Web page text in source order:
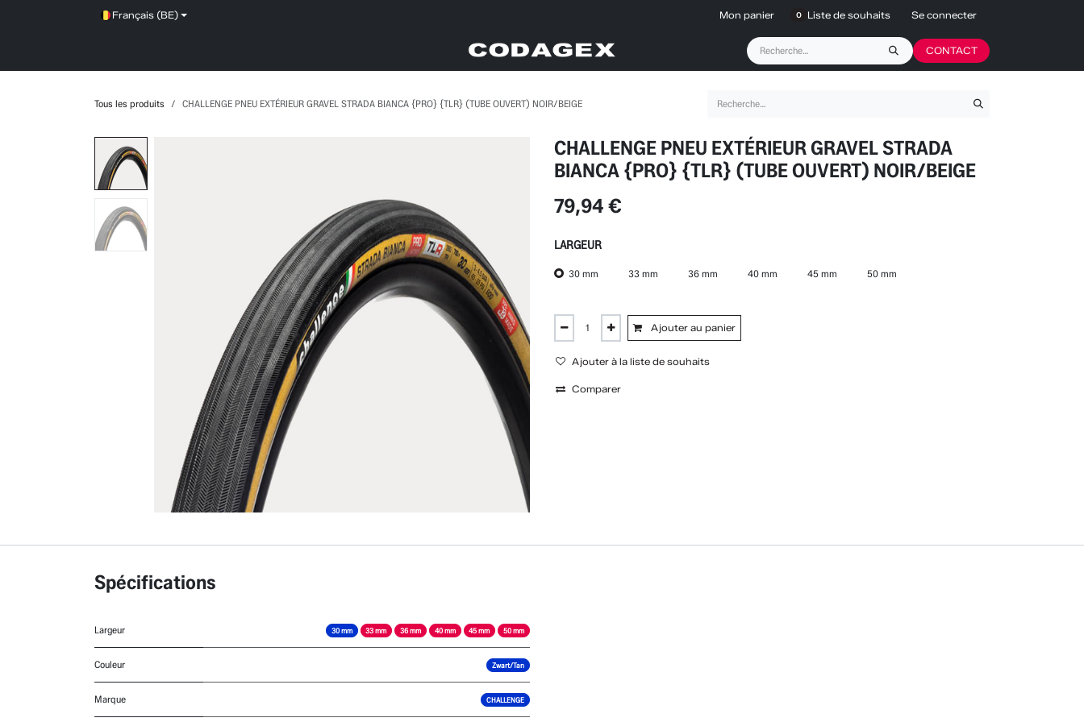
Français (BE) Mon panier 0 Liste de souhaits Se connecter
CONTACT
Tous les produits CHALLENGE PNEU EXTÉRIEUR GRAVEL STRADA BIANCA {PRO} {TLR} (TUBE OUVERT) NOIR/BEIGE
CHALLENGE PNEU EXTÉRIEUR GRAVEL STRADA
BIANCA {PRO} {TLR} (TUBE OUVERT) NOIR/BEIGE
79,94 €
LARGEUR
30 mm 33 mm 36 mm 40 mm 45 mm 50 mm
Ajouter au panier
Ajouter à la liste de souhaits
Comparer
Spécifications
Largeur 30 mm 33 mm 36 mm 40 mm 45 mm 50 mm
Couleur Zwart/Tan
Marque CHALLENGE